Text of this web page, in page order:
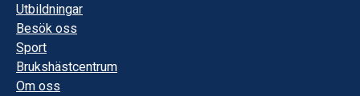
Utbildningar
Besök oss
Sport
Brukshästcentrum
Om oss